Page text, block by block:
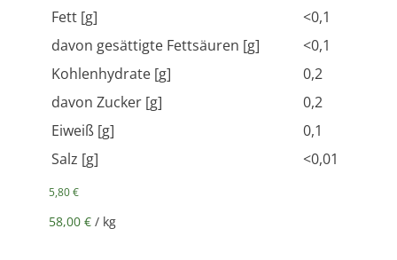
Fett [g]
<0,1
davon gesättigte Fettsäuren [g]
<0,1
Kohlenhydrate [g]
0,2
davon Zucker [g]
0,2
Eiweiß [g]
0,1
Salz [g]
<0,01
5,80€
58,00 € / kg